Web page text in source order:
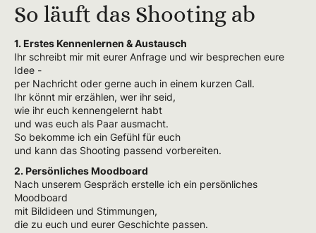
So läuft das Shooting ab
1. Erstes Kennenlernen & Austausch
Ihr schreibt mir mit eurer Anfrage und wir besprechen eure
Idee -
per Nachricht oder gerne auch in einem kurzen Call.
Ihr könnt mir erzählen, wer ihr seid,
wie ihr euch kennengelernt habt
und was euch als Paar ausmacht.
So bekomme ich ein Gefühl für euch
und kann das Shooting passend vorbereiten.
2. Persönliches Moodboard
Nach unserem Gespräch erstelle ich ein persönliches
Moodboard
mit Bildideen und Stimmungen,
die zu euch und eurer Geschichte passen.